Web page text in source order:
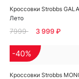
Кроссовки Strobbs
Лето
7999 3 999 ₽
Кроссовки Strobbs
-40%